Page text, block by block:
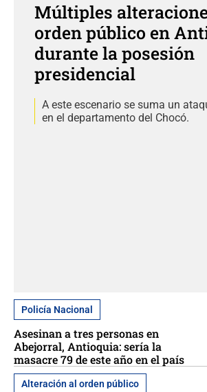
Múltiples
orden público en
durante la posesión
presidencial
A este escenario se suma un
en el departamento del Chocó.
Policía Nacional
Asesinan a tres personas en
Abejorral, Antioquia: sería la
masacre 79 de este año en el país
Alteración al orden público